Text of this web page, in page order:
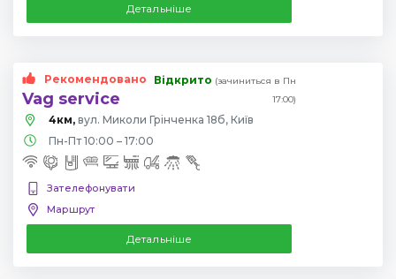
Детальніше
Рекомендовано
Vag service
Відкрито (зачиниться в Пн
17:00)
4км, вул. Миколи Грінченка 18б, Київ
Пн-Пт 10:00 – 17:00
Зателефонувати
Маршрут
Детальніше